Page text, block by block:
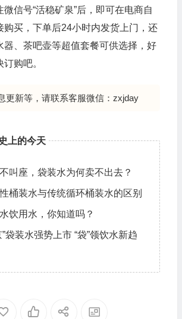
信号“活稳矿泉”后，即可在电商自
购买，下单后24小时内发货上门，还
器、茶吧壶等超值套餐可供选择，好
购吧。
更新等，请联系客服微信：zxjday
上的今天
叫座，袋装水为何卖不出去？
桶装水与传统循环桶装水的区别
饮用水，你知道吗？
”袋装水强势上市 “袋”领饮水新趋